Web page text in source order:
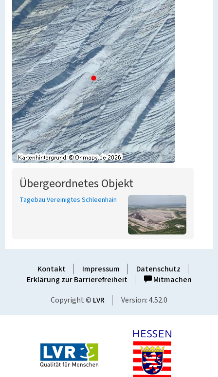
Übergeordnetes Objekt
Tagebau Vereinigtes Schleenhain
Kontakt Impressum
Datenschutz
Erklärung zur Barrierefreiheit
Mitmachen
Copyright © LVR Version: 4.52.0